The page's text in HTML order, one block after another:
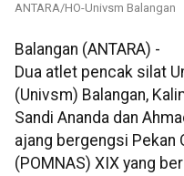
ANTARA/HO-Univsm Balangan
Balangan (ANTARA) -
Dua atlet pencak silat
(Univsm) Balangan,
Sandi Ananda dan
ajang bergengsi Pekan
(POMNAS) XIX yang